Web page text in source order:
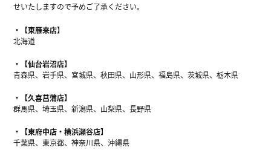
せいたしますので予めご了承ください。
【東雁来店】
北海道
【仙台岩沼店】
青森県、岩手県、宮城県、秋田県、山形県、福島県、茨城県、栃木県
【久喜菖蒲店】
群馬県、埼玉県、新潟県、山梨県、長野県
【東府中店・横浜瀬谷店】
千葉県、東京都、神奈川県、沖縄県